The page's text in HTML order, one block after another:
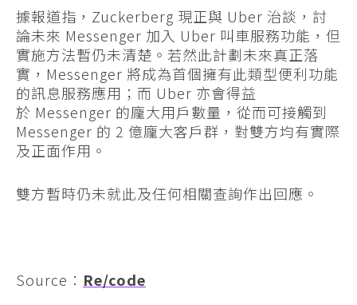
據報道指，Zuckerberg 現正與 Uber 治談，討
論未來 Messenger 加入 Uber 叫車服務功能，但
實施方法暫仍未清楚。若然此計劃未來真正落
實，Messenger 將成為首個擁有此類型便利功能
的訊息服務應用；而 Uber 亦會得益
於 Messenger 的龐大用戶數量，從而可接觸到
Messenger 的 2 億龐大客戶群，對雙方均有實際
及正面作用。
雙方暫時仍未就此及任何相關查詢作出回應。
Source： Re/code